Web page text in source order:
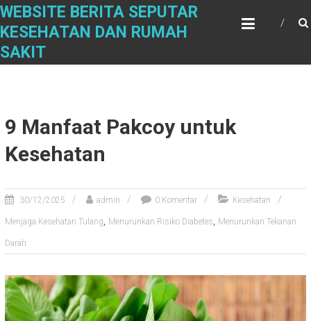
Skip
content
WEBSITE BERITA SEPUTAR
KESEHATAN DAN RUMAH
SAKIT
9 Manfaat Pakcoy untuk
Kesehatan
30/12/2025 admin 0 Komentar Kesehatan
Menjaga Kesehatan Tulang, Menurunkan Risiko Diabetes, Menurunkan Tekanan
Darah